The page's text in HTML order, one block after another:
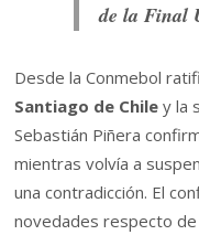
de la Final
Desde la Conmebol
Santiago de Chile y la
Sebastián Piñera
mientras volvía a
una contradicción. El
novedades respecto de